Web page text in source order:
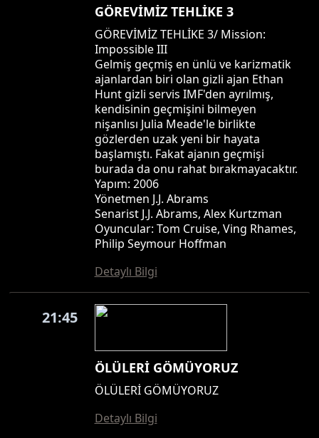
GÖREVİMİZ TEHLİKE 3
GÖREVİMİZ TEHLİKE 3/ Mission:
Impossible III
Gelmiş geçmiş en ünlü ve karizmatik
ajanlardan biri olan gizli ajan Ethan
Hunt gizli servis IMF'den ayrılmış,
kendisinin geçmişini bilmeyen
nişanlısı Julia Meade'le birlikte
gözlerden uzak yeni bir hayata
başlamıştı. Fakat ajanın geçmişi
burada da onu rahat bırakmayacaktır.
Yapım: 2006
Yönetmen J.J. Abrams
Senarist J.J. Abrams, Alex Kurtzman
Oyuncular: Tom Cruise, Ving Rhames,
Philip Seymour Hoffman
Detaylı Bilgi
21:45
ÖLÜLERİ GÖMÜYORUZ
ÖLÜLERİ GÖMÜYORUZ
Detaylı Bilgi